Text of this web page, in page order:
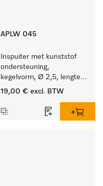
APLW 045
Inspuiter met kunststof
ondersteuning,
kegelvorm, Ø 2,5, lengte
80 mm.
19,00 € excl. BTW